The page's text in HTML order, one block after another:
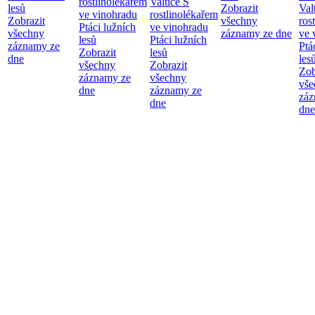
lesů
Zobrazit
všechny
záznamy ze
dne
ve vinohradu
Ptáci lužních
lesů
Zobrazit
všechny
záznamy ze
dne
rostlinolékařem
ve vinohradu
Ptáci lužních
lesů
Zobrazit
všechny
záznamy ze
dne
Zobrazit
všechny
záznamy ze dne ve
dne